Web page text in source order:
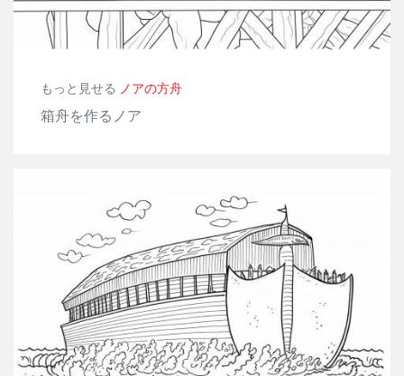
もっと見せる ノアの方舟
箱舟を作るノア